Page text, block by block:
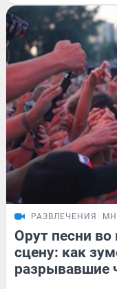
РАЗВЛЕЧЕНИЯ
Орут песни во
сцену: как
разрывавшие